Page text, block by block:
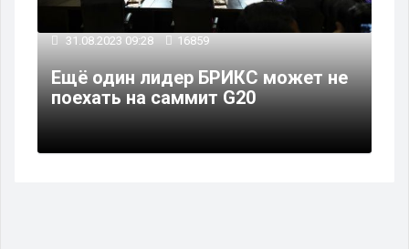
31.08.2023 09:28 16859
Ещё один лидер БРИКС может не
поехать на саммит G20